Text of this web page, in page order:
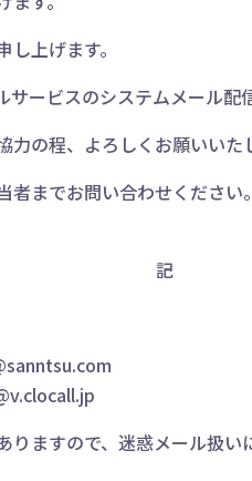
上げます。
ービスのシステムメール配
の程、よろしくお願いいた
までお問い合わせください。
記
ますので、迷惑メール扱い